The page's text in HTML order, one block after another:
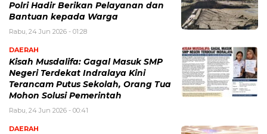
Polri Hadir Berikan Pelayanan dan
Bantuan kepada Warga
Rabu, 24 Jun 2026 - 01:28
DAERAH
Kisah Musdalifa: Gagal Masuk SMP
Negeri Terdekat Indralaya Kini
Terancam Putus Sekolah, Orang Tua
Mohon Solusi Pemerintah
Rabu, 24 Jun 2026 - 00:41
DAERAH